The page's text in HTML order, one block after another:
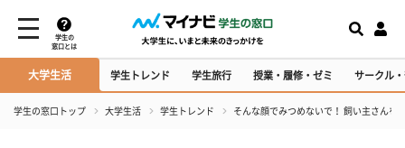
学生の
窓口とは
大学生活 学生トレンド 学生旅行 授業・履修・ゼミ サークル
学生の窓口トップ 大学生活 学生トレンド そんな顔でみつめないで！ 飼い主さん